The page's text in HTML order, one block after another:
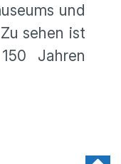
und
sehen ist
Jahren